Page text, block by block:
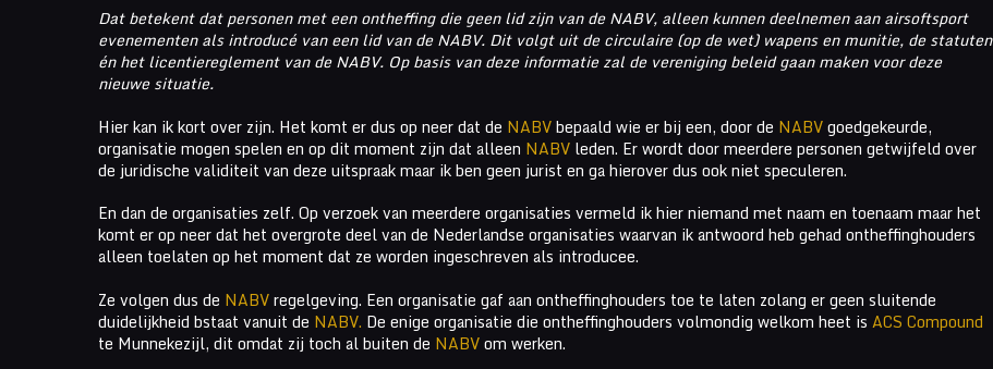
Dat betekent dat personen met een ontheffing die geen lid zijn van de NABV, alleen kunnen deelnemen aan airsoftsport
evenementen als introducé van een lid van de NABV. Dit volgt uit de circulaire (op de wet) wapens en munitie, de statuten
én het licentiereglement van de NABV. Op basis van deze informatie zal de vereniging beleid gaan maken voor deze
nieuwe situatie.
Hier kan ik kort over zijn. Het komt er dus op neer dat de NABVbepaald wie er bij een, door de NABVgoedgekeurde,
organisatie mogen spelen en op dit moment zijn dat alleen NABV leden. Er wordt door meerdere personen getwijfeld over
de juridische validiteit van deze uitspraak maar ik ben geen jurist en ga hierover dus ook niet speculeren.
En dan de organisaties zelf. Op verzoek van meerdere organisaties vermeld ik hier niemand met naam en toenaam maar het
komt er op neer dat het overgrote deel van de Nederlandse organisaties waarvan ik antwoord heb gehad ontheffinghouders
alleen toelaten op het moment dat ze worden ingeschreven als introducee.
Ze volgen dus de NABVregelgeving. Een organisatie gaf aan ontheffinghouders toe te laten zolang er geen sluitende
duidelijkheid bstaat vanuit de NABV. De enige organisatie die ontheffinghouders volmondig welkom heet is ACS Compound
te Munnekezijl, dit omdat zij toch al buiten de NABVom werken.